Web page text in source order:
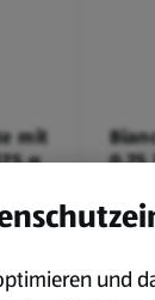
mit
g
0,75
(3,72
und